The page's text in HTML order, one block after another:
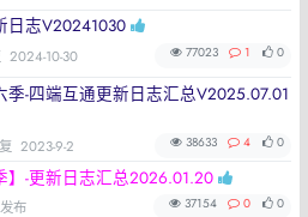
日志V20241030
2024-10-30 77023 1 0
季-四端互通更新日志汇总V2025.07.01
2023-9-2 38633 4 0
】-更新日志汇总2026.01.20
布 37154 0 0